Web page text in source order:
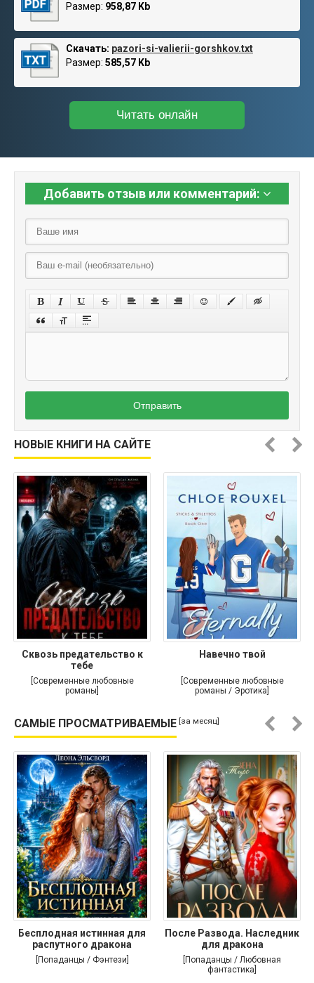
Размер: 958,87 Kb
Скачать: pazori-si-valierii-gorshkov.txt
Размер: 585,57 Kb
Читать онлайн
Добавить отзыв или комментарий:
Отправить
НОВЫЕ КНИГИ НА САЙТЕ
Сквозь предательство к
тебе
[Современные любовные
романы]
Навечно твой
[Современные любовные
романы / Эротика]
САМЫЕ ПРОСМАТРИВАЕМЫЕ [за месяц]
Бесплодная истинная для
распутного дракона
[Попаданцы / Фэнтези]
После Развода. Наследник
для дракона
[Попаданцы / Любовная
фантастика]